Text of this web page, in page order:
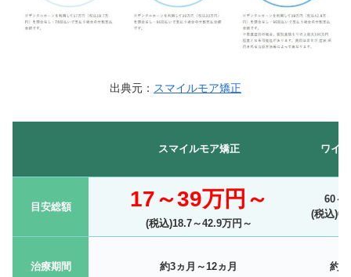
出典元： スマイルモア矯正
スマイルモア矯正 ワイ
目安総額 17～39万円～
(税込)18.7～42.9万円～
60～
(税込
治療期間 約3ヵ月～12ヵ月 約1